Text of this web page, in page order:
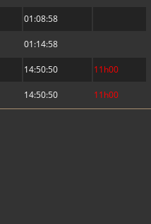
01:08:58
01:14:58
14:50:50 11h00
14:50:50 11h00